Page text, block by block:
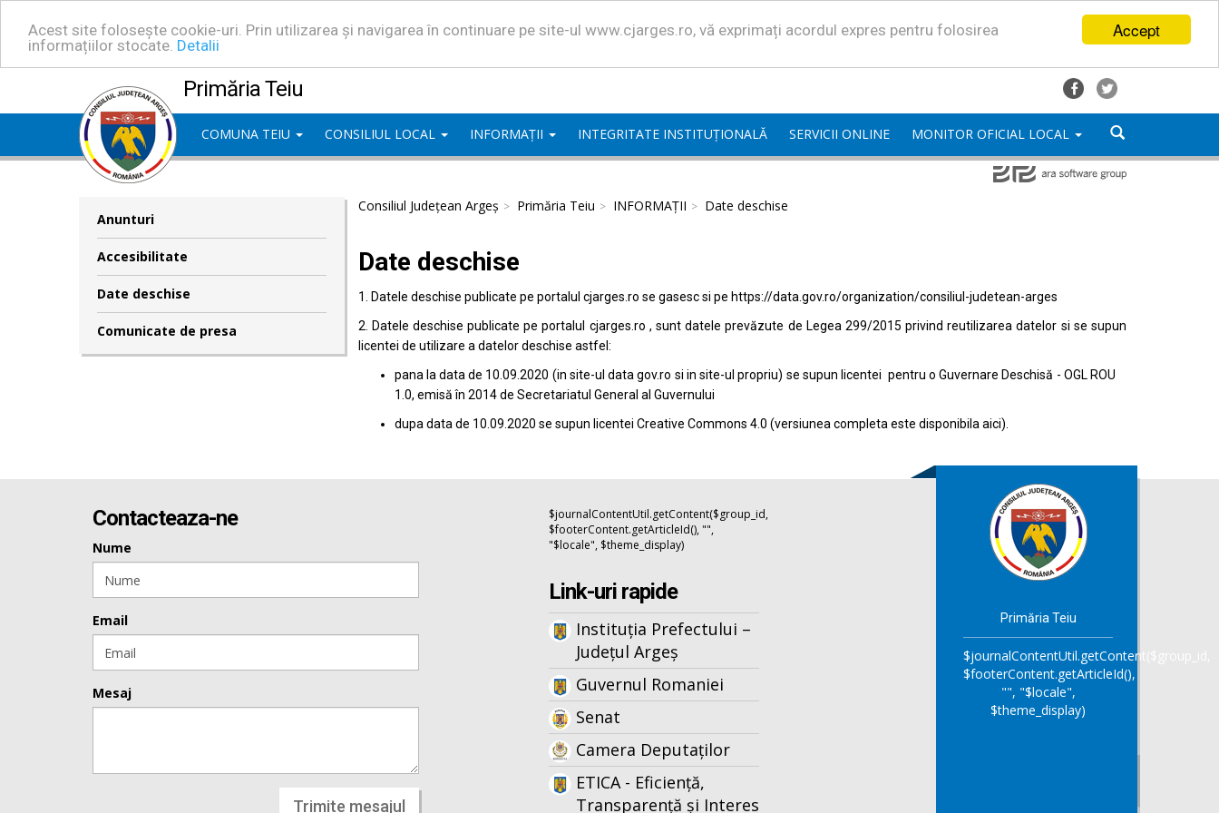
Accept
Acest site folosește cookie-uri. Prin utilizarea și navigarea în continuare pe site-ul www.cjarges.ro, vă exprimați acordul expres pentru folosirea
informațiilor stocate. Detalii
Primăria Teiu
COMUNA TEIU CONSILIUL LOCAL INFORMAȚII INTEGRITATE INSTITUȚIONALĂ SERVICII ONLINE MONITOR OFICIAL LOCAL
Anunturi
Accesibilitate
Date deschise
Comunicate de presa
Consiliul Județean Argeș Primăria Teiu INFORMAȚII Date deschise
Date deschise
1. Datele deschise publicate pe portalul cjarges.ro se gasesc si pe https://data.gov.ro/organization/consiliul-judetean-arges
2. Datele deschise publicate pe portalul cjarges.ro , sunt datele prevăzute de Legea 299/2015 privind reutilizarea datelor si se supun
licentei de utilizare a datelor deschise astfel:
pana la data de 10.09.2020 (in site-ul datagov.ro si in site-ul propriu) se supun licentei pentru o Guvernare Deschisă - OGL ROU
1.0, emisă în 2014 de Secretariatul General al Guvernului
dupa data de 10.09.2020 se supun licentei Creative Commons 4.0 (versiunea completa este disponibila aici).
Contacteaza-ne
Nume
Email
Mesaj
Trimite mesajul
$journalContentUtil.getContent($group_id,
$footerContent.getArticleId(), "",
"$locale", $theme_display)
Link-uri rapide
Instituția Prefectului –
Județul Argeș
Guvernul Romaniei
Senat
Camera Deputaților
ETICA - Eficiență,
Transparență și Interes
Primăria Teiu
$journalContentUtil.getContent($group_id,
$footerContent.getArticleId(),
"", "$locale",
$theme_display)